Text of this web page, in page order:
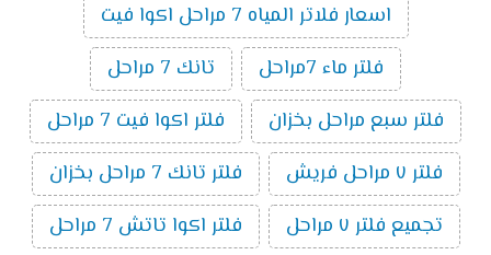
اسعار فلاتر المياه 7 مراحل اكوا فيت
فلتر ماء 7مراحل
تانك 7 مراحل
فلتر سبع مراحل بخزان
فلتر اكوا فيت 7 مراحل
فلتر ٧ مراحل فريش
فلتر تانك 7 مراحل بخزان
تجميع فلتر ٧ مراحل
فلتر اكوا تاتش 7 مراحل